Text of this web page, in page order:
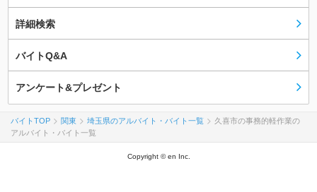
詳細検索
バイトQ&A
アンケート&プレゼント
バイトTOP 関東 埼玉県のアルバイト・バイト一覧
久喜市の事務的軽作業の
アルバイト・バイト一覧
Copyright © en Inc.